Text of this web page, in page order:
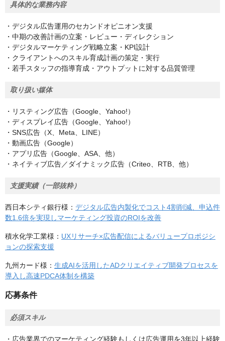
具体的な業務内容
・デジタル広告運用のセカンドオピニオン支援
・中期の改善計画の立案・レビュー・ディレクション
・デジタルマーケティング戦略立案・KPI設計
・クライアントへのスキル育成計画の策定・実行
・若手スタッフの指導育成・アウトプットに対する品質管理
取り扱い媒体
・リスティング広告（Google、Yahoo!）
・ディスプレイ広告（Google、Yahoo!）
・SNS広告（X、Meta、LINE）
・動画広告（Google）
・アプリ広告（Google、ASA、他）
・ネイティブ広告／ダイナミック広告（Criteo、RTB、他）
支援実績（一部抜粋）
西日本シティ銀行様： デジタル広告内製化でコスト4割削減、申込件
数1.6倍を実現しマーケティング投資のROIを改善
積水化学工業様： UXリサーチ×広告配信によるバリュープロポジシ
ョンの探索支援
九州カード様： 生成AIを活用したADクリエイティブ開発プロセスを
導入し高速PDCA体制を構築
応募条件
必須スキル
・広告業界でのマーケティング経験もしくは広告運用を3年以上経験